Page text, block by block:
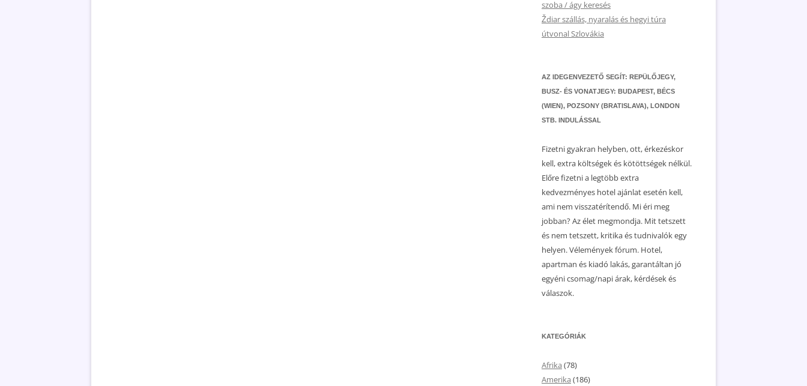
szoba / ágy keresés
Ždiar szállás, nyaralás és hegyi túra
útvonal Szlovákia
AZ IDEGENVEZETŐ SEGÍT: REPÜLŐJEGY,
BUSZ- ÉS VONATJEGY: BUDAPEST, BÉCS
(WIEN), POZSONY (BRATISLAVA), LONDON
STB. INDULÁSSAL
Fizetni gyakran helyben, ott, érkezéskor
kell, extra költségek és kötöttségek nélkül.
Előre fizetni a legtöbb extra
kedvezményes hotel ajánlat esetén kell,
ami nem visszatérítendő. Mi éri meg
jobban? Az élet megmondja. Mit tetszett
és nem tetszett, kritika és tudnivalók egy
helyen. Vélemények fórum. Hotel,
apartman és kiadó lakás, garantáltan jó
egyéni csomag/napi árak, kérdések és
válaszok.
KATEGÓRIÁK
Afrika (78)
Amerika (186)